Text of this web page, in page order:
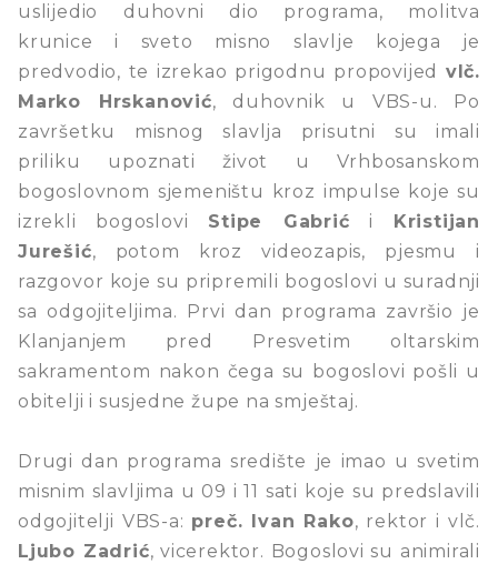
uslijedio duhovni dio programa, molitva
krunice i sveto misno slavlje kojega je
predvodio, te izrekao prigodnu propovijed vlč.
Marko Hrskanović, duhovnik u VBS-u. Po
završetku misnog slavlja prisutni su imali
priliku upoznati život u Vrhbosanskom
bogoslovnom sjemeništu kroz impulse koje su
izrekli bogoslovi Stipe Gabrić i Kristijan
Jurešić, potom kroz videozapis, pjesmu i
razgovor koje su pripremili bogoslovi u suradnji
sa odgojiteljima. Prvi dan programa završio je
Klanjanjem pred Presvetim oltarskim
sakramentom nakon čega su bogoslovi pošli u
obitelji i susjedne župe na smještaj.
Drugi dan programa središte je imao u svetim
misnim slavljima u 09 i 11 sati koje su predslavili
odgojitelji VBS-a: preč. Ivan Rako, rektor i vlč.
Ljubo Zadrić, vicerektor. Bogoslovi su animirali